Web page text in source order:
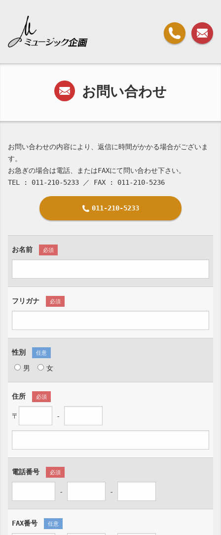
お問い合わせ
お問い合わせの内容により、返信に時間がかかる場合がございま
す。
お急ぎの場合は電話、またはFAXにて問い合わせ下さい。
TEL : 011-210-5233 ／ FAX : 011-210-5236
011-210-5233
お名前 必須
フリガナ 必須
性別 任意
男 女
住所 必須
〒 -
電話番号 必須
- -
FAX番号 任意